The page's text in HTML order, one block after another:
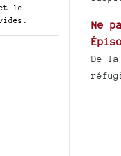
le
Ne
De